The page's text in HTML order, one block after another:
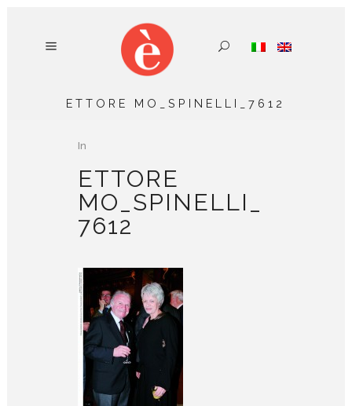
ETTORE MO_SPINELLI_7612
In
ETTORE
MO_SPINELLI_
7612